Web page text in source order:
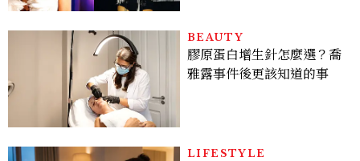
BEAUTY
膠原蛋白增生針怎麼選？喬
雅露事件後更該知道的事
LIFESTYLE